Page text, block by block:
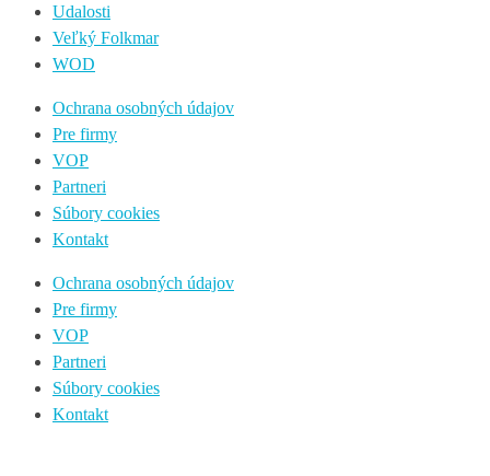
Udalosti
Veľký Folkmar
WOD
Ochrana osobných údajov
Pre firmy
VOP
Partneri
Súbory cookies
Kontakt
Ochrana osobných údajov
Pre firmy
VOP
Partneri
Súbory cookies
Kontakt